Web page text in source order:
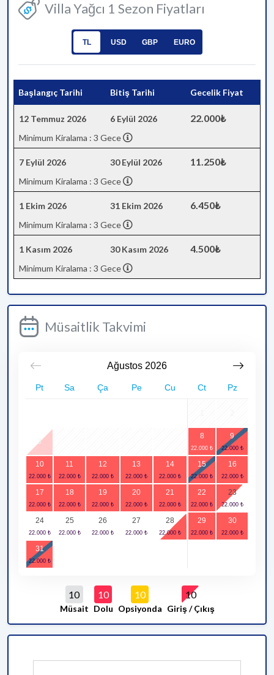
Villa Yağcı 1 Sezon Fiyatları
TL USD GBP EURO
Başlangıç Tarihi Bitiş Tarihi Gecelik Fiyat
12 Temmuz 2026 6 Eylül 2026 22.000₺
Minimum Kiralama : 3 Gece
7 Eylül 2026 30 Eylül 2026 11.250₺
Minimum Kiralama : 3 Gece
1 Ekim 2026 31 Ekim 2026 6.450₺
Minimum Kiralama : 3 Gece
1 Kasım 2026 30 Kasım 2026 4.500₺
Minimum Kiralama : 3 Gece
Müsaitlik Takvimi
Ağustos 2026
Pt Sa Ça Pe Cu Ct Pz
3
8 9
10 11 12 13 14 15 16
17 18 19 20 21 22 23
24 25 26 27 28 29 30
31
10
Müsait
10
Dolu
10
Opsiyonda
10
Giriş / Çıkış